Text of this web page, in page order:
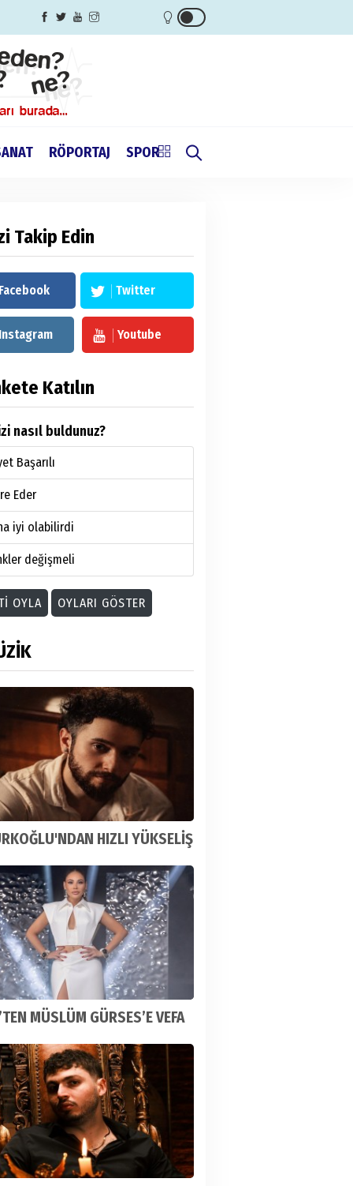
RÖPORTAJ SPOR
Takip Edin
Facebook Twitter
Instagram Youtube
Katılın
nasıl buldunuz?
Başarılı
Eder
iyi olabilirdi
değişmeli
OYLA OYLARI GÖSTER
HIZLI YÜKSELİŞ
MÜSLÜM GÜRSES’E VEFA